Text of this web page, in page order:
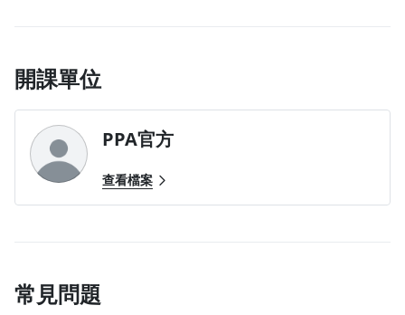
開課單位
PPA官方
查看檔案
常見問題